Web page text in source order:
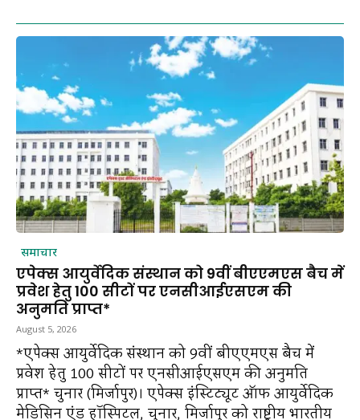
समाचार
एपेक्स आयुर्वेदिक संस्थान को 9वीं बीएएमएस बैच में
प्रवेश हेतु 100 सीटों पर एनसीआईएसएम की
अनुमति प्राप्त*
August 5, 2026
*एपेक्स आयुर्वेदिक संस्थान को 9वीं बीएएमएस बैच में
प्रवेश हेतु 100 सीटों पर एनसीआईएसएम की अनुमति
प्राप्त* चुनार (मिर्जापुर)। एपेक्स इंस्टिट्यूट ऑफ आयुर्वेदिक
मेडिसिन एंड हॉस्पिटल, चुनार, मिर्जापुर को राष्ट्रीय भारतीय